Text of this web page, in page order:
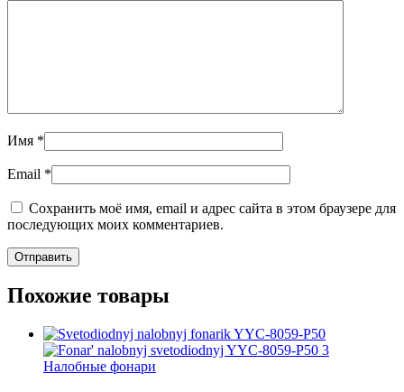
Имя *
Email *
Сохранить моё имя, email и адрес сайта в этом браузере для
последующих моих комментариев.
Похожие товары
Налобные фонари